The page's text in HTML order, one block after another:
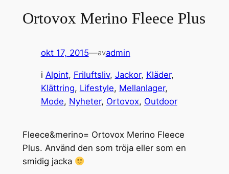
Ortovox Merino Fleece Plus
okt 17, 2015—avadmin
i Alpint, Friluftsliv, Jackor, Kläder
Klättring, Lifestyle, Mellanlager
Mode, Nyheter, Ortovox, Outdoor
Fleece&merino= Ortovox Merino Fleece
Plus. Använd den som tröja eller som en
smidig jacka